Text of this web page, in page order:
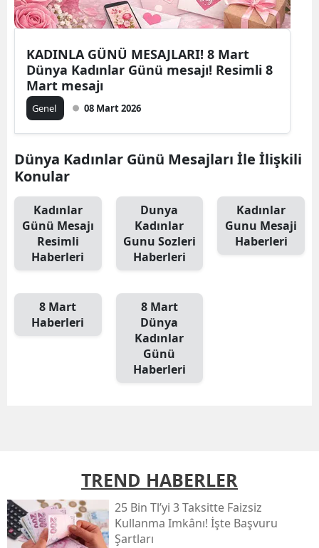
KADINLA GÜNÜ MESAJLARI! 8 Mart
Dünya Kadınlar Günü mesajı! Resimli 8
Mart mesajı
Genel 08 Mart 2026
Dünya Kadınlar Günü Mesajları İle İlişkili
Konular
Kadınlar
Günü Mesajı
Resimli
Haberleri
Dunya
Kadınlar
Gunu Sozleri
Haberleri
Kadınlar
Gunu Mesaji
Haberleri
8 Mart
Haberleri
8 Mart
Dünya
Kadınlar
Günü
Haberleri
TREND HABERLER
25 Bin Tl’yi 3 Taksitte Faizsiz
Kullanma Imkânı! İşte Başvuru
Şartları